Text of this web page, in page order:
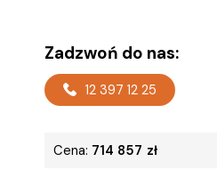
Zadzwoń do nas:
12 397 12 25
Cena: 714 857 zł